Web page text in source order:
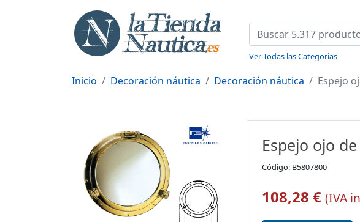
Ver Todas las Categorias
Inicio Decoración náutica Decoración náutica Espejo
Espejo ojo
Código: B5807800
108,28 € (IVA